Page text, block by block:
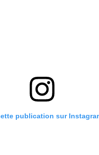
publication sur